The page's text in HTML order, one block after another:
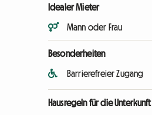
Idealer Mieter
Mann oder Frau
Besonderheiten
Barrierefreier Zugang
Hausregeln für die Unterkunft